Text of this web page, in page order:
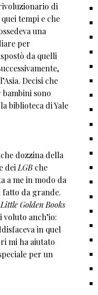
di
tempi e che
una
per
da quelli
Decisi che
sono
biblioteca di Yale
dozzina della
dei LGB che
a me in modo da
fatto da grande.
Little Golden Books
anch’io:
in quel
mi ha aiutato
per un